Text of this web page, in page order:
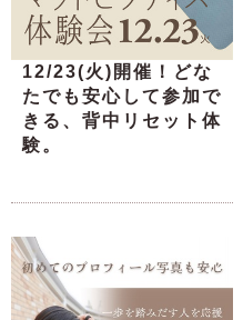
12/23(火)開催！どな
たでも安心して参加で
きる、背中リセット体
験。